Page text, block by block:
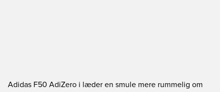
Adidas F50 AdiZero i læder en smule mere rummelig om